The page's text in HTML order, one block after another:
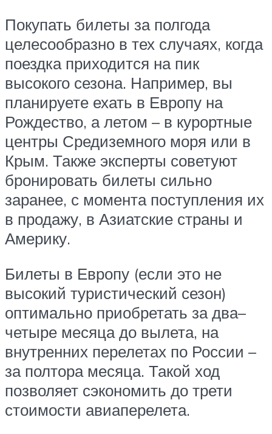
Покупать билеты за полгода
целесообразно в тех случаях, когда
поездка приходится на пик
высокого сезона. Например, вы
планируете ехать в Европу на
Рождество, а летом – в курортные
центры Средиземного моря или в
Крым. Также эксперты советуют
бронировать билеты сильно
заранее, с момента поступления их
в продажу, в Азиатские страны и
Америку.
Билеты в Европу (если это не
высокий туристический сезон)
оптимально приобретать за два–
четыре месяца до вылета, на
внутренних перелетах по России –
за полтора месяца. Такой ход
позволяет сэкономить до трети
стоимости авиаперелета.